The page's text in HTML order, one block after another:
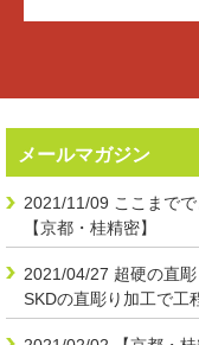
メールマガジン
2021/11/09 ここまで
【京都・桂精密】
2021/04/27 超硬の直
SKDの直彫り加工で工